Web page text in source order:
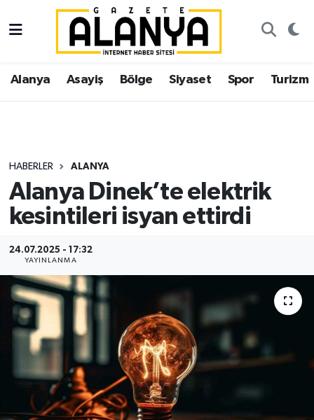
Alanya Asayiş Bölge Siyaset Spor Turizm
HABERLER ALANYA
Alanya Dinek’te elektrik
kesintileri isyan ettirdi
24.07.2025 - 17:32
YAYINLANMA
Alanya
Asayiş
Siyaset
Spor
Gazipaşa
İstanbul Nöbetçi Eczaneler
İstanbul Hava Durumu
Süper Lig Puan Durumu ve Fikstür
Tüm Manşetler
Son Dakika Haberleri